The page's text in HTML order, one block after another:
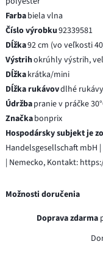
Farbabiela vlna
Číslo výrobku92339581
Dĺžka92 cm (vo veľkosti
Výstrihokrúhly výstrih,
Dĺžkakrátka/mini
Dĺžka rukávovdlhé rukávy
Údržbapranie v práčke
Značkabonprix
Hospodársky subjekt je
Handelsgesellschaft mbH
| Nemecko, Kontakt:
Možnosti doručenia
Doprava zdarma